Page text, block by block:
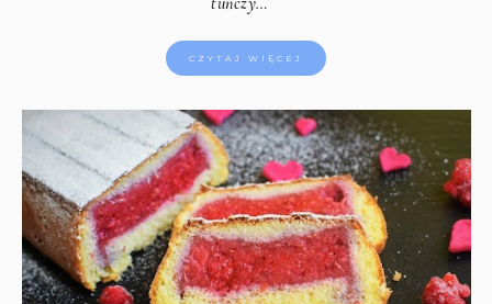
CZYTAJ WIĘCEJ